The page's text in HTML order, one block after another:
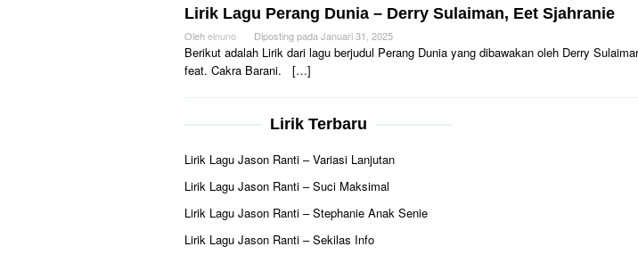
Lirik Lagu Perang Dunia – Derry Sulaiman, Eet Sjahranie
Olehelnuno Diposting pada Januari 31, 2025
Berikut adalah Lirik dari lagu berjudul Perang Dunia yang dibawakan oleh Derry
feat. Cakra Barani. […]
Lirik Terbaru
Lirik Lagu Jason Ranti – Variasi Lanjutan
Lirik Lagu Jason Ranti – Suci Maksimal
Lirik Lagu Jason Ranti – Stephanie Anak Senie
Lirik Lagu Jason Ranti – Sekilas Info